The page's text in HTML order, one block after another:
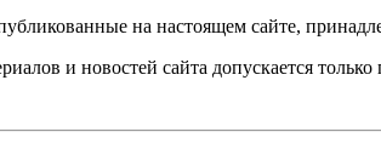
на настоящем сайте,
и новостей сайта допускается